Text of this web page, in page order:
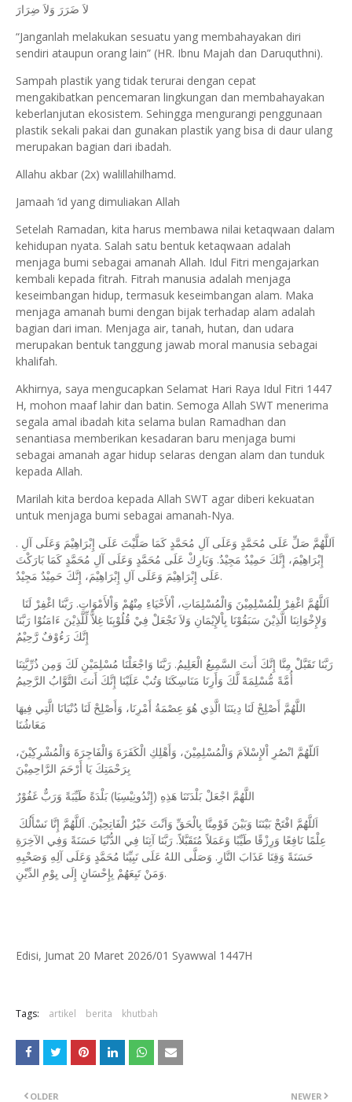
لاَ ضَرَرَ وَلاَ ضِرَارَ
“Janganlah melakukan sesuatu yang membahayakan diri
sendiri ataupun orang lain” (HR. Ibnu Majah dan Daruquthni).
Sampah plastik yang tidak terurai dengan cepat
mengakibatkan pencemaran lingkungan dan membahayakan
keberlanjutan ekosistem. Sehingga mengurangi penggunaan
plastik sekali pakai dan gunakan plastik yang bisa di daur ulang
merupakan bagian dari ibadah.
Allahu akbar (2x) walillahilhamd.
Jamaah ‘id yang dimuliakan Allah
Setelah Ramadan, kita harus membawa nilai ketaqwaan dalam
kehidupan nyata. Salah satu bentuk ketaqwaan adalah
menjaga bumi sebagai amanah Allah. Idul Fitri mengajarkan
kembali kepada fitrah. Fitrah manusia adalah menjaga
keseimbangan hidup, termasuk keseimbangan alam. Maka
menjaga amanah bumi dengan bijak terhadap alam adalah
bagian dari iman. Menjaga air, tanah, hutan, dan udara
merupakan bentuk tanggung jawab moral manusia sebagai
khalifah.
Akhirnya, saya mengucapkan Selamat Hari Raya Idul Fitri 1447
H, mohon maaf lahir dan batin. Semoga Allah SWT menerima
segala amal ibadah kita selama bulan Ramadhan dan
senantiasa memberikan kesadaran baru menjaga bumi
sebagai amanah agar hidup selaras dengan alam dan tunduk
kepada Allah.
Marilah kita berdoa kepada Allah SWT agar diberi kekuatan
untuk menjaga bumi sebagai amanah-Nya.
. اَللَّهُمَّ صَلِّ عَلَى مُحَمَّدٍ وَعَلَى آلِ مُحَمَّدٍ كَمَا صَلَّيْتَ عَلَى إِبْرَاهِيْمَ وَعَلَى آلِ
إِبْرَاهِيْمَ، إِنَّكَ حَمِيْدٌ مَجِيْدٌ. وَبَارِكْ عَلَى مُحَمَّدٍ وَعَلَى آلِ مُحَمَّدٍ كَمَا بَارَكْتَ
عَلَى إِبْرَاهِيْمَ وَعَلَى آلِ إِبْرَاهِيْمَ، إِنَّكَ حَمِيْدٌ مَجِيْدٌ.
وَلإِخْوَانِنَا الَّذِيْنَ سَبَقُوْنَا بِاْلإِيْمَانِ وَلاَ تَجْعَلْ فِيْ قُلُوْبِنَا غِلاًّ لِّلَّذِيْنَ ءَامَنُوْا رَبَّنَا
إِنَّكَ رَءُوْفٌ رَّحِيْمٌ
رَبَّنَا تَقَبَّلْ مِنَّا إِنَّكَ أَنتَ السَّمِيعُ الْعَلِيمُ. رَبَّنَا وَاجْعَلْنَا مُسْلِمَيْنِ لَكَ وَمِن ذُرِّيَّتِنَا
أُمَّةً مُّسْلِمَةً لَّكَ وَأَرِنَا مَنَاسِكَنَا وَتُبْ عَلَيْنَا إِنَّكَ أَنتَ التَّوَّابُ الرَّحِيمُ
اللَّهُمَّ أَصْلِحْ لَنَا دِينَنَا الَّذِي هُوَ عِصْمَةُ أَمْرِنَا، وَأَصْلِحْ لَنَا دُنْيَانَا الَّتِي فِيهَا
مَعَاشُنَا
اَللّهُمَّ انْصُرِ اْلإِسْلاَمَ وَالْمُسْلِمِيْنَ، وَأَهْلِكِ الْكَفَرَةَ وَالْفَاجِرَةَ وَالْمُشْرِكِيْنَ،
بِرَحْمَتِكَ يَا أَرْحَمَ الرَّاحِمِيْنَ
اللَّهُمَّ اجْعَلْ بَلْدَتَنَا هَذِهِ (إِنْدُونِيْسِيَا) بَلْدَةً طَيِّبَةً وَرَبٌّ غَفُوْرٌ
عِلْمًا نَافِعًا وَرِزْقًا طَيِّبًا وَعَمَلاً مُتَقَبَّلاً. رَبَّنَا آتِنَا فِي الدُّنْيَا حَسَنَةً وَفِي الآخِرَةِ
حَسَنَةً وَقِنَا عَذَابَ النَّارِ. وَصَلَّى اللهُ عَلَى نَبِيِّنَا مُحَمَّدٍ وَعَلَى آلِهِ وَصَحْبِهِ
وَمَنْ تَبِعَهُمْ بِإِحْسَانٍ إِلَى يِوْمِ الدِّيْنِ.
Edisi, Jumat 20 Maret 2026/01 Syawwal 1447H
Tags: artikel berita khutbah
NEWER
OLDER